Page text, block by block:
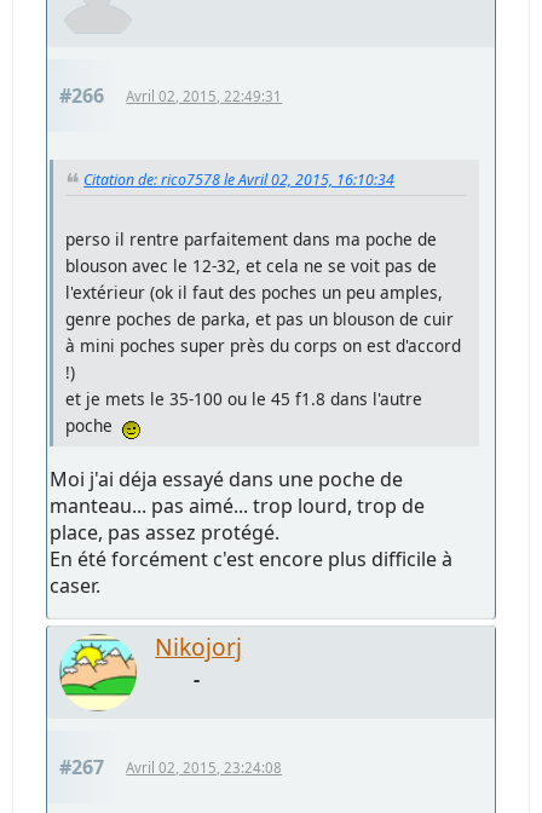
#266 Avril 02, 2015, 22:49:31
Citation de: rico7578 le Avril 02, 2015, 16:10:34
perso il rentre parfaitement dans ma poche de
blouson avec le 12-32, et cela ne se voit pas de
l'extérieur (ok il faut des poches un peu amples,
genre poches de parka, et pas un blouson de cuir
à mini poches super près du corps on est d'accord
!)
et je mets le 35-100 ou le 45 f1.8 dans l'autre
poche
Moi j'ai déja essayé dans une poche de
manteau... pas aimé... trop lourd, trop de
place, pas assez protégé.
En été forcément c'est encore plus difficile à
caser.
Nikojorj
-
#267 Avril 02, 2015, 23:24:08